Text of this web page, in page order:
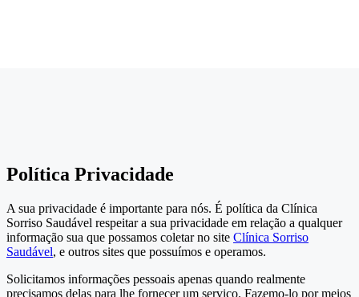
Política Privacidade
A sua privacidade é importante para nós. É política da Clínica
Sorriso Saudável respeitar a sua privacidade em relação a qualquer
informação sua que possamos coletar no site Clínica Sorriso
Saudável, e outros sites que possuímos e operamos.
Solicitamos informações pessoais apenas quando realmente
precisamos delas para lhe fornecer um serviço. Fazemo-lo por meios